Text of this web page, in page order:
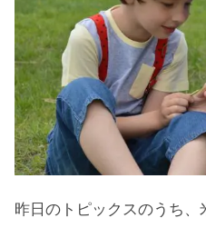
昨日のトピックスのうち、